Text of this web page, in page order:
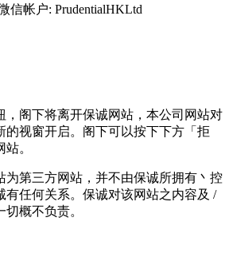
信帐户: PrudentialHKLtd
，阁下将离开保诚网站，本公司网站对
的视窗开启。阁下可以按下下方「拒
。
为第三方网站，并不由保诚所拥有丶控
有任何关系。保诚对该网站之内容及 /
概不负责。